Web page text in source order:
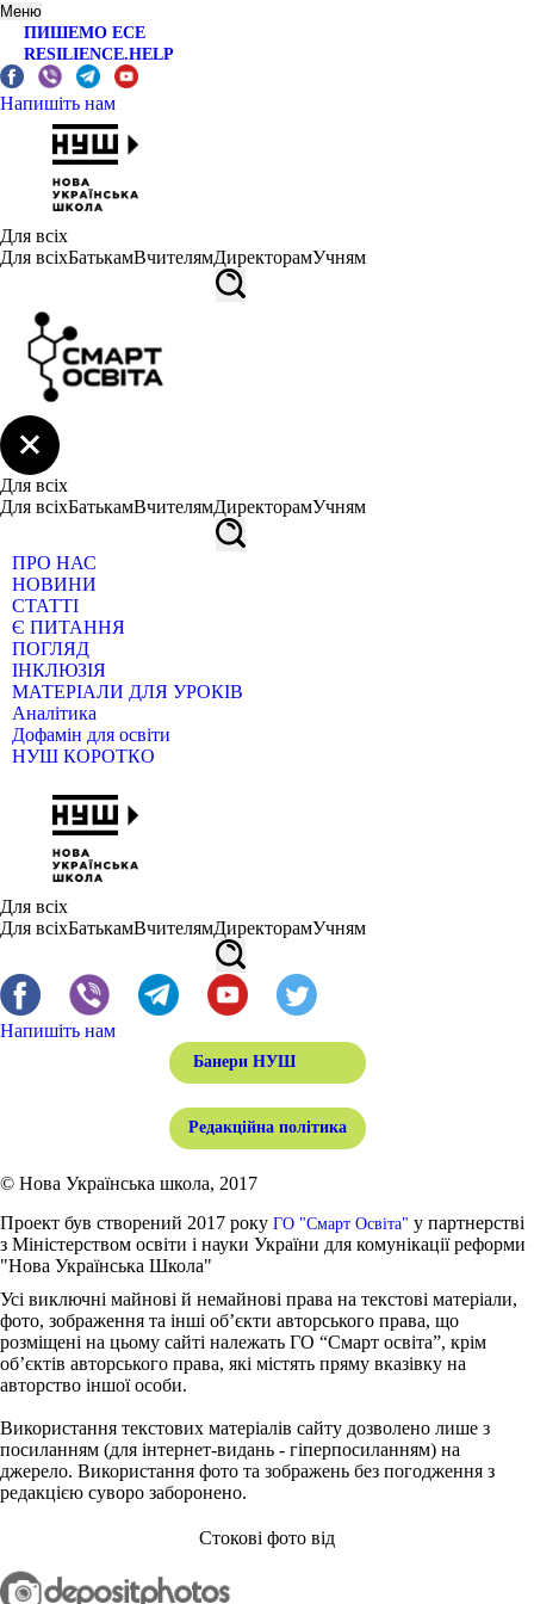
Меню
ПИШЕМО ЕСЕ
RESILIENCE.HELP
Напишіть нам
Для всіх
Для всіхБатькамВчителямДиректорамУчням
Для всіх
Для всіхБатькамВчителямДиректорамУчням
ПРО НАС
НОВИНИ
СТАТТІ
Є ПИТАННЯ
ПОГЛЯД
ІНКЛЮЗІЯ
МАТЕРІАЛИ ДЛЯ УРОКІВ
Аналітика
Дофамін для освіти
НУШ КОРОТКО
Для всіх
Для всіхБатькамВчителямДиректорамУчням
Напишіть нам
Банери НУШ
Редакційна політика
© Нова Українська школа, 2017
Проект був створений 2017 року ГО "Смарт Освіта" у партнерстві
з Міністерством освіти і науки України для комунікації реформи
"Нова Українська Школа"
Усі виключні майнові й немайнові права на текстові матеріали,
фото, зображення та інші об’єкти авторського права, що
розміщені на цьому сайті належать ГО “Смарт освіта”, крім
об’єктів авторського права, які містять пряму вказівку на
авторство іншої особи.
Використання текстових матеріалів сайту дозволено лише з
посиланням (для інтернет-видань - гіперпосиланням) на
джерело. Використання фото та зображень без погодження з
редакцією суворо заборонено.
Стокові фото від